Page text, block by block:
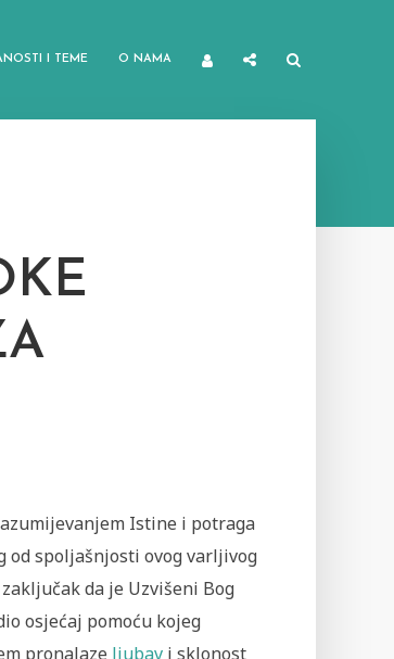
I TEME O NAMA
Istine i potraga
od spoljašnjosti ovog varljivog
da je Uzvišeni Bog
osjećaj pomoću kojeg
pronalaze ljubav i sklonost